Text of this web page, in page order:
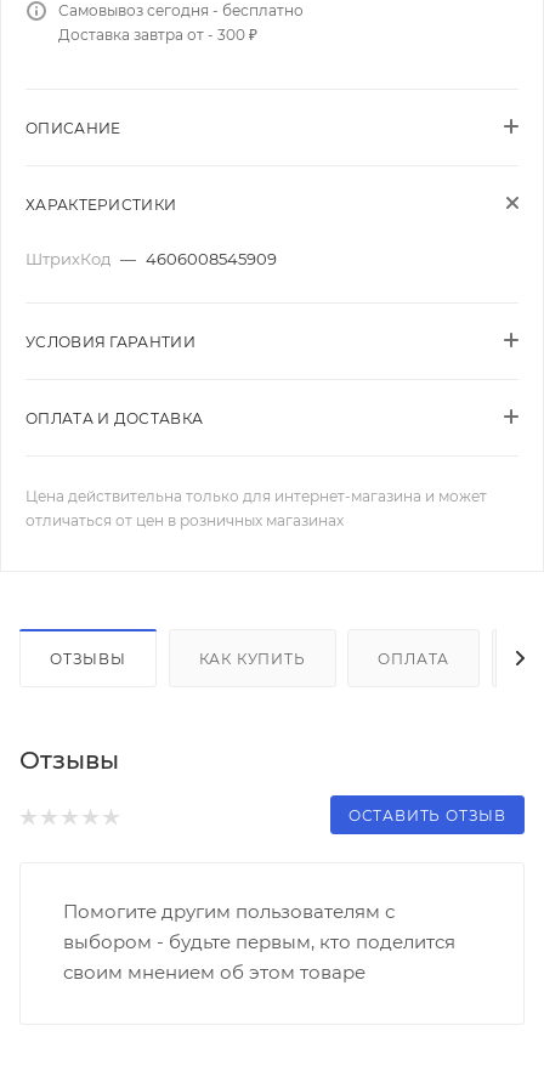
Самовывоз сегодня - бесплатно
Доставка завтра от - 300 ₽
ОПИСАНИЕ
ХАРАКТЕРИСТИКИ
ШтрихКод — 4606008545909
УСЛОВИЯ ГАРАНТИИ
ОПЛАТА И ДОСТАВКА
Цена действительна только для интернет-магазина и может
отличаться от цен в розничных магазинах
ОТЗЫВЫ КАК КУПИТЬ ОПЛАТА
Отзывы
ОСТАВИТЬ ОТЗЫВ
Помогите другим пользователям с
выбором - будьте первым, кто поделится
своим мнением об этом товаре